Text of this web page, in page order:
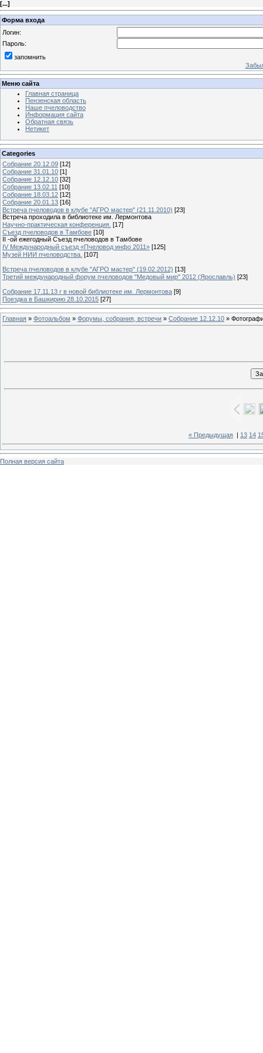
[...]
Форма входа
Логин:
Пароль:
запомнить
Меню сайта
Главная страница
Пензенская область
Наше пчеловодство
Информация сайта
Обратная связь
Нетикет
Categories
Собрание 20.12.09 [12]
Собрание 31.01.10 [1]
Собрание 12.12.10 [32]
Собрание 13.02.11 [10]
Собрание 18.03.12 [12]
Собрание 20.01.13 [16]
Встреча пчеловодов в клубе "АГРО мастер" (21.11.2010) [23]
Встреча проходила в библиотеке им. Лермонтова
Научно-практическая конференция. [17]
Съезд пчеловодов в Тамбове [10]
II -ой ежегодный Съезд пчеловодов в Тамбове
IV Международный съезд «Пчеловод инфо 2011» [125]
Музей НИИ пчеловодства. [107]
Встреча пчеловодов в клубе "АГРО мастер" (19.02.2012) [13]
Третий международный форум пчеловодов "Медовый мир" 2012 (Ярославль) [23]
Собрание 17.11.13 г в новой библиотеке им. Лермонтова [9]
Поездка в Башкирию 28.10.2015 [27]
Главная » Фотоальбом » Форумы, собрания, встречи » Собрание 12.12.10 »
« Предыдущая 13 14
Полная версия сайта